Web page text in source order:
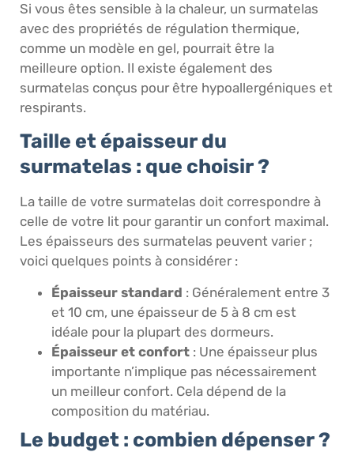
Si vous êtes sensible à la chaleur, un surmatelas
avec des propriétés de régulation thermique,
comme un modèle en gel, pourrait être la
meilleure option. Il existe également des
surmatelas conçus pour être hypoallergéniques et
respirants.
Taille et épaisseur du
surmatelas : que choisir ?
La taille de votre surmatelas doit correspondre à
celle de votre lit pour garantir un confort maximal.
Les épaisseurs des surmatelas peuvent varier ;
voici quelques points à considérer :
Épaisseur standard : Généralement entre 3
et 10 cm, une épaisseur de 5 à 8 cm est
idéale pour la plupart des dormeurs.
Épaisseur et confort : Une épaisseur plus
importante n’implique pas nécessairement
un meilleur confort. Cela dépend de la
composition du matériau.
Le budget : combien dépenser ?